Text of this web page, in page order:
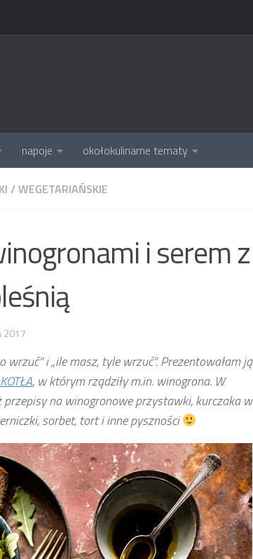
napoje okołokulinarne tematy
/WEGETARIAŃSKIE
i serem z
2017
wrzuć” i „ile masz, tyle wrzuć”. Prezentowałam ją
, w którym rządziły m.in. winogrona. W
przepisy na winogronowe przystawki, kurczaka w
sorbet, tort i inne pyszności